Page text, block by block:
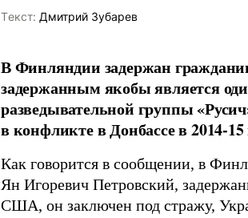
Tекст: Дмитрий Зубарев
В Финляндии задержан
задержанным якобы является
разведывательной группы
в конфликте в Донбассе в 2014-15
Как говорится в сообщении, в
Ян Игоревич Петровский,
США, он заключен под стражу,